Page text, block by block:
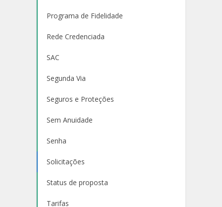
Programa de Fidelidade
Rede Credenciada
SAC
Segunda Via
Seguros e Proteções
Sem Anuidade
Senha
Solicitações
Status de proposta
Tarifas